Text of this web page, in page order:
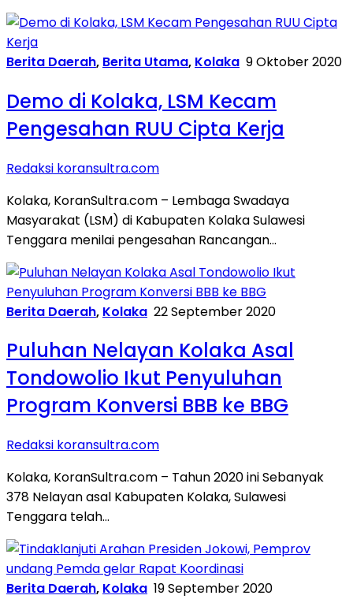
Berita Daerah, Berita Utama, Kolaka 9 Oktober 2020
Demo di Kolaka, LSM Kecam
Pengesahan RUU Cipta Kerja
Redaksi koransultra.com
Kolaka, KoranSultra.com – Lembaga Swadaya
Masyarakat (LSM) di Kabupaten Kolaka Sulawesi
Tenggara menilai pengesahan Rancangan…
Berita Daerah, Kolaka 22 September 2020
Puluhan Nelayan Kolaka Asal
Tondowolio Ikut Penyuluhan
Program Konversi BBB ke BBG
Redaksi koransultra.com
Kolaka, KoranSultra.com – Tahun 2020 ini Sebanyak
378 Nelayan asal Kabupaten Kolaka, Sulawesi
Tenggara telah…
Berita Daerah, Kolaka 19 September 2020